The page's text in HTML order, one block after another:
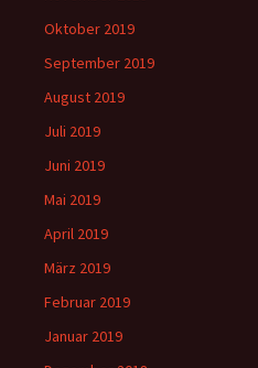
Oktober 2019
September 2019
August 2019
Juli 2019
Juni 2019
Mai 2019
April 2019
März 2019
Februar 2019
Januar 2019